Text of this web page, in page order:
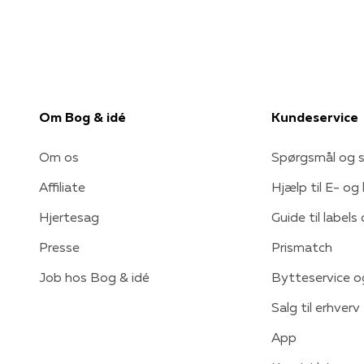
Om Bog & idé
Om os
Affiliate
Hjertesag
Presse
Job hos Bog & idé
Kundeservice
Spørgsmål og
Hjælp til E- og
Guide til
Prismatch
Bytteservice
Salg til erhverv
App